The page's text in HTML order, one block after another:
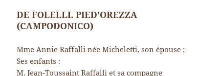
DE FOLELLI. PIED’OREZZA
(CAMPODONICO)
Mme Annie Raffalli née Micheletti, son épouse ;
Ses enfants :
M. Jean-Toussaint Raffalli et sa compagne